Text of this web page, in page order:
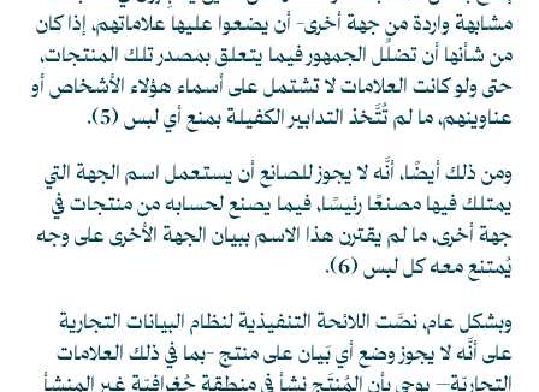
مشابهة واردة من جهة أخرى- أن يضعوا عليها علاماتهم، إذا كان
من شأنها أن تضلِّل الجمهور فيما يتعلق بمصدر تلك المنتجات،
حتى ولو كانت العلامات لا تشتمل على أسماء هؤلاء الأشخاص أو
عناوينهم، ما لم تُتَّخذ التدابير الكفيلة بمنع أي لبس(5)
.
ومن ذلك أيضًا، أنَّه لا يجوز للصانع أن يستعمل اسم الجهة التي
يمتلك فيها مصنعًا رئيسًا، فيما يصنع لحسابه من منتجات في
جهة أخرى، ما لم يقترن هذا الاسم ببيان الجهة الأخرى على وجه
يُمتنع معه كل لبس(6)
.
وبشكل عام، نصَّت اللائحة التنفيذية لنظام البيانات التجارية
على أنَّه لا يجوز وضع أي بَيان على منتج -بما في ذلك العلامات